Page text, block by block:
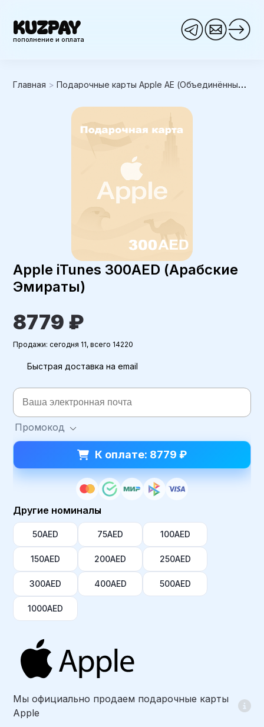
KUZPAY
пополнение и оплата
Главная >Подарочные карты Apple AE (Объединённые Арабские Эмираты)
Apple iTunes 300AED (Арабские
Эмираты)
8779 ₽
Продажи: сегодня 11, всего 14220
Быстрая доставка на email
Промокод
К оплате: 8779 ₽
Другие номиналы
50AED 75AED 100AED
150AED 200AED 250AED
300AED 400AED 500AED
1000AED
Мы официально продаем подарочные карты
Apple